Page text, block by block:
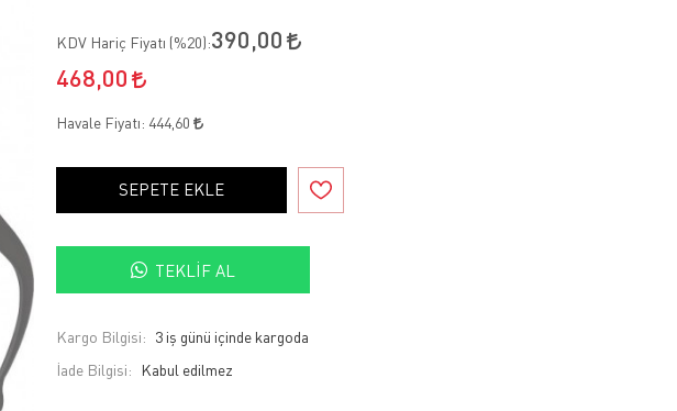
KDV Hariç Fiyatı (%20):390,00
468,00
Havale Fiyatı: 444,60
SEPETE EKLE
TEKLIF AL
Kargo Bilgisi: 3 iş günü içinde kargoda
İade Bilgisi: